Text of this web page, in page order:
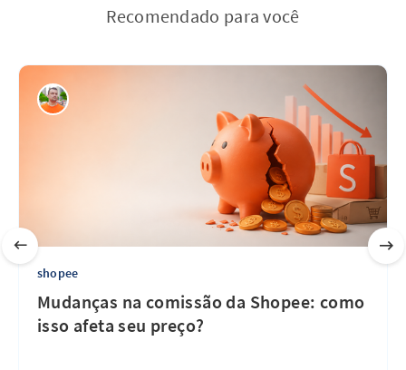
Recomendado para você
shopee
Mudanças na comissão da Shopee: como
isso afeta seu preço?